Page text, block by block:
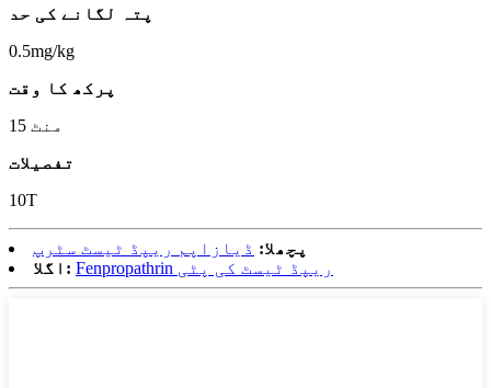
پتہ لگانے کی حد
0.5mg/kg
پرکھ کا وقت
15 منٹ
تفصیلات
10T
پچھلا: ڈیازاپم ریپڈ ٹیسٹ سٹرپ
اگلا:
Fenpropathrin ریپڈ ٹیسٹ کی پٹی